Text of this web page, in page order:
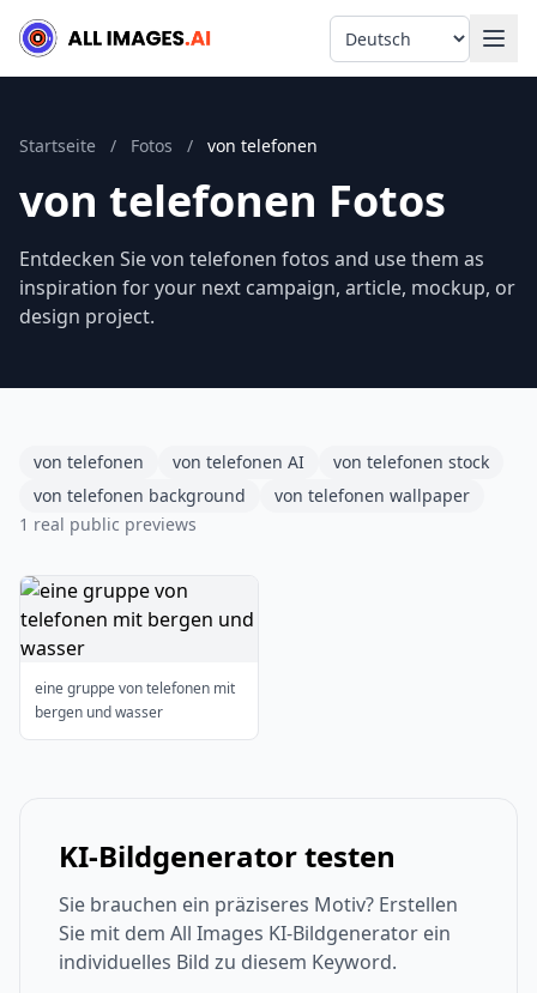
Language
Startseite / Fotos / von telefonen
von telefonen Fotos
Entdecken Sie von telefonen fotos and use them as
inspiration for your next campaign, article, mockup, or
design project.
von telefonen von telefonen AI
von telefonen stock
von telefonen background
von telefonen wallpaper
1 real public previews
eine gruppe von telefonen mit
bergen und wasser
KI-Bildgenerator testen
Sie brauchen ein präziseres Motiv? Erstellen
Sie mit dem All Images KI-Bildgenerator ein
individuelles Bild zu diesem Keyword.